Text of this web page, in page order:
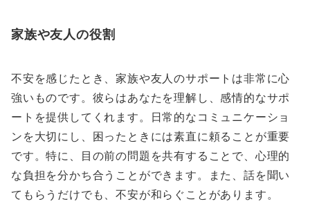
家族や友人の役割
不安を感じたとき、家族や友人のサポートは非常に心
強いものです。彼らはあなたを理解し、感情的なサポ
ートを提供してくれます。日常的なコミュニケーショ
ンを大切にし、困ったときには素直に頼ることが重要
です。特に、目の前の問題を共有することで、心理的
な負担を分かち合うことができます。また、話を聞い
てもらうだけでも、不安が和らぐことがあります。